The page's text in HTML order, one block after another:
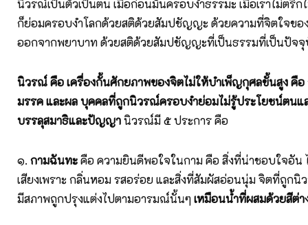
นิวรณ์เป็นตัวเป็นตน เมื่อก่อนมันครอบงำธรรมะ เมื่อเราไม่ตรึก
ก็ย่อมครอบงำโลกด้วยสติด้วยสัมปชัญญะ ด้วยความที่จิตใจขอ
ออกจากพยาบาท ด้วยสติด้วยสัมปชัญญะที่เป็นธรรมที่เป็นปัจ
นิวรณ์ คือ เครื่องกั้นศักยภาพของจิตไม่ให้บำเพ็ญกุศลขั้นสูง คื
มรรค และผล บุคคลที่ถูกนิวรณ์ครอบงำย่อมไม่รู้ประโยชน์ตนแ
บรรลุสมาธิและปัญญานิวรณ์มี ๕ ประการ คือ
๑. กามฉันทะคือ ความยินดีพอใจในกาม คือ สิ่งที่น่าชอบใจอัน
เสียงเพราะ กลิ่นหอม รสอร่อย และสิ่งที่สัมผัสอ่อนนุ่ม จิตที่ถูกนิ
มีสภาพถูกปรุงแต่งไปตามอารมณ์นั้นๆเหมือนน้ำที่ผสมด้วยสีต่า